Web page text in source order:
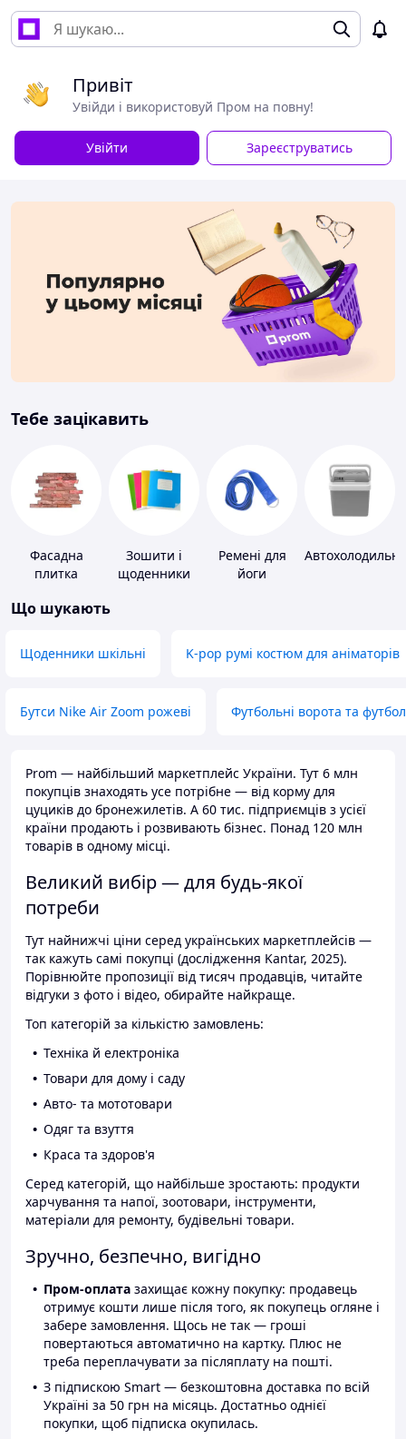
Привіт
Увійди і використовуй Пром на повну!
Увійти Зареєструватись
Тебе зацікавить
Фасадна
плитка
Зошити і
щоденники
Ремені для
йоги
Що шукають
Щоденники шкільні K-pop румі костюм для аніматорів
Бутси Nike Air Zoom рожеві Футбольні ворота та
Prom — найбільший маркетплейс України. Тут 6 млн
покупців знаходять усе потрібне — від корму для
цуциків до бронежилетів. А 60 тис. підприємців з усієї
країни продають і розвивають бізнес. Понад 120 млн
товарів в одному місці.
Великий вибір — для будь-якої
потреби
Тут найнижчі ціни серед українських маркетплейсів —
так кажуть самі покупці (дослідження Kantar, 2025).
Порівнюйте пропозиції від тисяч продавців, читайте
відгуки з фото і відео, обирайте найкраще.
Топ категорій за кількістю замовлень:
Техніка й електроніка
Товари для дому і саду
Авто- та мототовари
Одяг та взуття
Краса та здоров'я
Серед категорій, що найбільше зростають: продукти
харчування та напої, зоотовари, інструменти,
матеріали для ремонту, будівельні товари.
Зручно, безпечно, вигідно
Пром-оплата захищає кожну покупку: продавець
отримує кошти лише після того, як покупець огляне і
забере замовлення. Щось не так — гроші
повертаються автоматично на картку. Плюс не
треба переплачувати за післяплату на пошті.
З підпискою Smart — безкоштовна доставка по всій
Україні за 50 грн на місяць. Достатньо однієї
покупки, щоб підписка окупилась.